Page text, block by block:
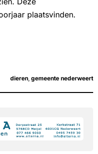
plaatsvinden.
dieren, gemeente nederweert